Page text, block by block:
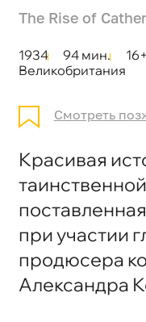
The Rise of
1934 94 мин.
Великобритания
Смотреть
Красивая
при участии
продюсера
Александра